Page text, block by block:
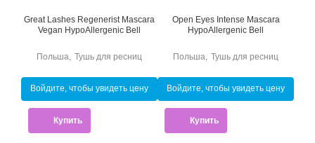
Great Lashes Regenerist Mascara
Vegan HypoAllergenic Bell
Тушь для ресниц
Польша
Войдите, чтобы увидеть цену
Купить
Open Eyes Intense Mascara
HypoAllergenic Bell
Тушь для ресниц
Польша
Войдите, чтобы увидеть цену
Купить